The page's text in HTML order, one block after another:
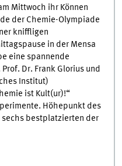
Mittwoch ihr Können
der Chemie-Olympiade
kniffligen
in der Mensa
eine spannende
Dr. Frank Glorius und
Institut)
ist Kult(ur)!“
Höhepunkt des
sechs bestplatzierten der